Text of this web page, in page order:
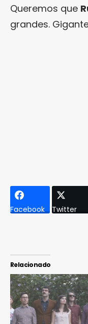
Queremos que
grandes.
Facebook Twitter
Relacionado